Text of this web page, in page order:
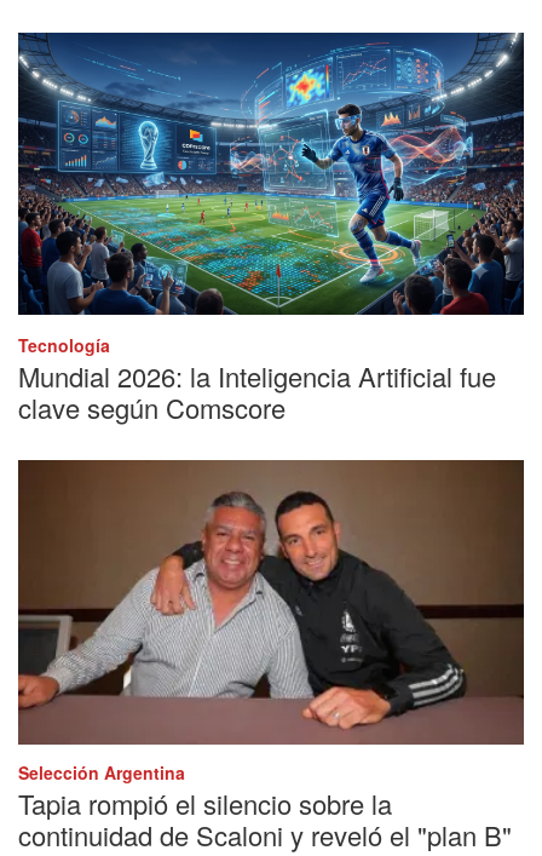
Tecnología
Mundial 2026: la Inteligencia Artificial fue
clave según Comscore
Selección Argentina
Tapia rompió el silencio sobre la
continuidad de Scaloni y reveló el "plan B"